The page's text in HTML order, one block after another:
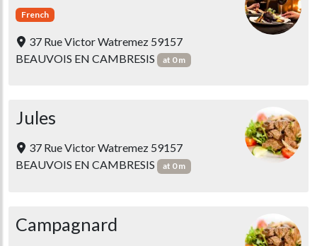
French
37 Rue Victor Watremez 59157
BEAUVOIS EN CAMBRESIS
at 0 m
Jules
37 Rue Victor Watremez 59157
BEAUVOIS EN CAMBRESIS
at 0 m
Campagnard